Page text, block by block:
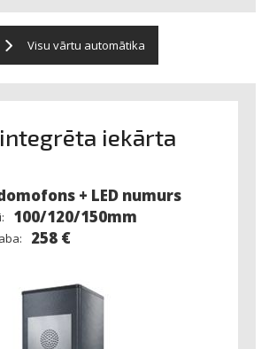
Visu vārtu automātika
iekārta
+ LED numurs
100/120/150mm
258 €